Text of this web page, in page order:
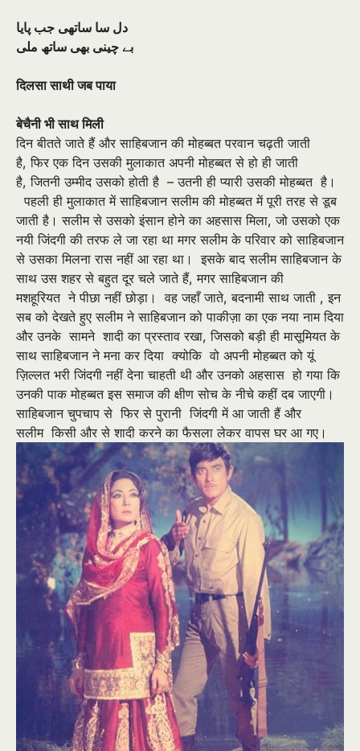
دل سا ساتھی جب پايا
بے چينی بھی ساتھ ملی
दिलसा साथी जब पाया
बेचैनी भी साथ मिली
दिन बीतते जाते हैं और साहिबजान की मोहब्बत परवान चढ़ती जाती
है,फिर एक दिन उसकी मुलाकात अपनी मोहब्बत से हो ही जाती
है,जितनी उम्मीद उसको होती है – उतनी ही प्यारी उसकी मोहब्बत है।
पहली ही मुलाकात में साहिबजान सलीम की मोहब्बत में पूरी तरह से डूब
जाती है। सलीम से उसको इंसान होने का अहसास मिला,जो उसको एक
नयी जिंदगी की तरफ ले जा रहा था मगर सलीम के परिवार को साहिबजान
से उसका मिलना रास नहीं आ रहा था। इसके बाद सलीम साहिबजान के
साथ उस शहर से बहुत दूर चले जाते हैं,मगर साहिबजान की
मशहूरियत ने पीछा नहीं छोड़ा। वह जहाँ जाते,बदनामी साथ जाती ,इन
सब को देखते हुए सलीम ने साहिबजान को पाकीज़ा का एक नया नाम दिया
और उनके सामने शादी का प्रस्ताव रखा,जिसको बड़ी ही मासूमियत के
साथ साहिबजान ने मना कर दिया क्योकि वो अपनी मोहब्बत को यूं
ज़िल्लत भरी जिंदगी नहीं देना चाहती थी और उनको अहसास हो गया कि
उनकी पाक मोहब्बत इस समाज की क्षीण सोच के नीचे कहीं दब जाएगी।
साहिबजान चुपचाप से फिर से पुरानी जिंदगी में आ जाती हैं और
सलीम किसी और से शादी करने का फैसला लेकर वापस घर आ गए।